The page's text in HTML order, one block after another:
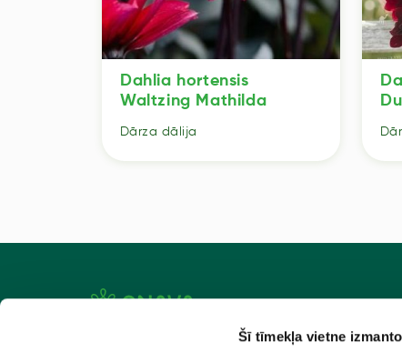
Šī tīmekļa vietne
Dahlia hortensis
Waltzing Mathilda
Dārza dālija